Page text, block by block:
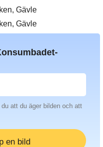
att du äger bilden och att
en bild